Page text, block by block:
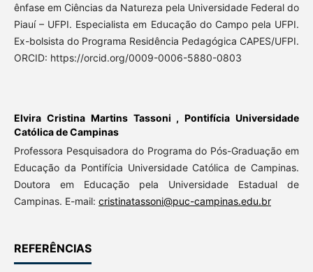
ênfase em Ciências da Natureza pela Universidade Federal do
Piauí – UFPI. Especialista em Educação do Campo pela UFPI.
Ex-bolsista do Programa Residência Pedagógica CAPES/UFPI.
ORCID: https://orcid.org/0009-0006-5880-0803
Elvira Cristina Martins Tassoni ,Pontifícia Universidade
Católica de Campinas
Professora Pesquisadora do Programa do Pós-Graduação em
Educação da Pontifícia Universidade Católica de Campinas.
Doutora em Educação pela Universidade Estadual de
Campinas. E-mail: cristinatassoni@puc-campinas.edu.br
REFERÊNCIAS